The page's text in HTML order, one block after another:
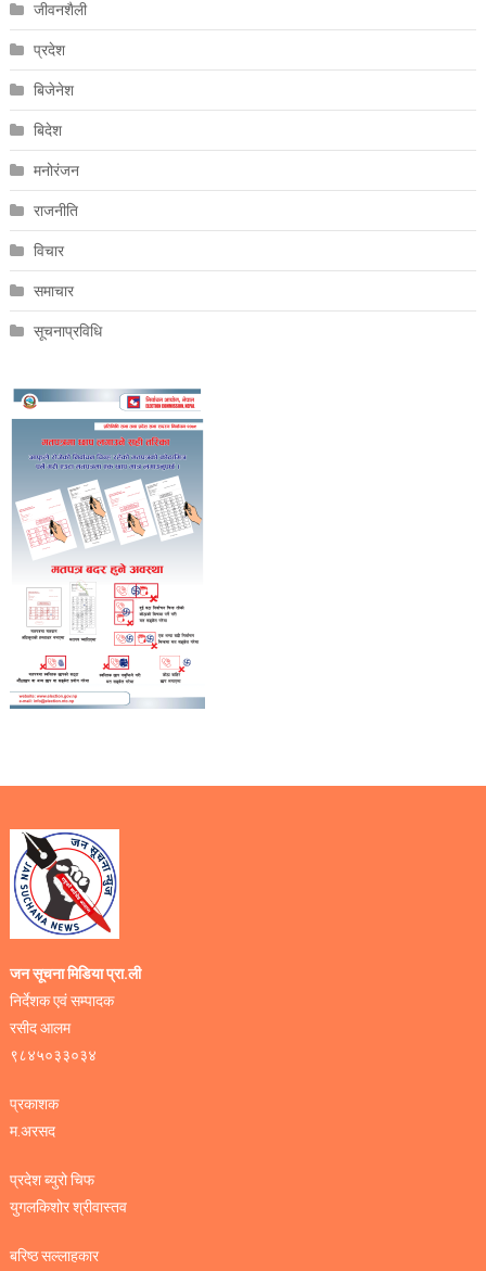
जीवनशैली
प्रदेश
बिजेनेश
बिदेश
मनोरंजन
राजनीति
विचार
समाचार
सूचनाप्रविधि
जन सूचना मिडिया प्रा.ली
निर्देशक एवं सम्पादक
रसीद आलम
९८४५०३३०३४
प्रकाशक
म.अरसद
प्रदेश ब्युरो चिफ
युगलकिशोर श्रीवास्तव
बरिष्ठ सल्लाहकार